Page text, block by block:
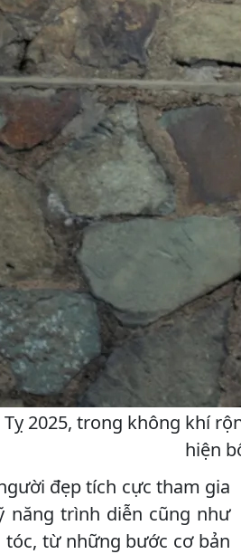
2025, trong không khí
hiện
đẹp tích cực tham gia
năng trình diễn cũng như
từ những bước cơ bản